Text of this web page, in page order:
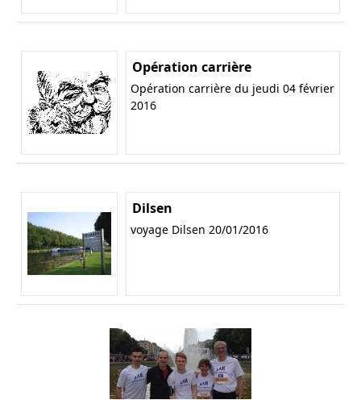
Opération carrière
Opération carrière du jeudi 04 février
2016
Dilsen
voyage Dilsen 20/01/2016